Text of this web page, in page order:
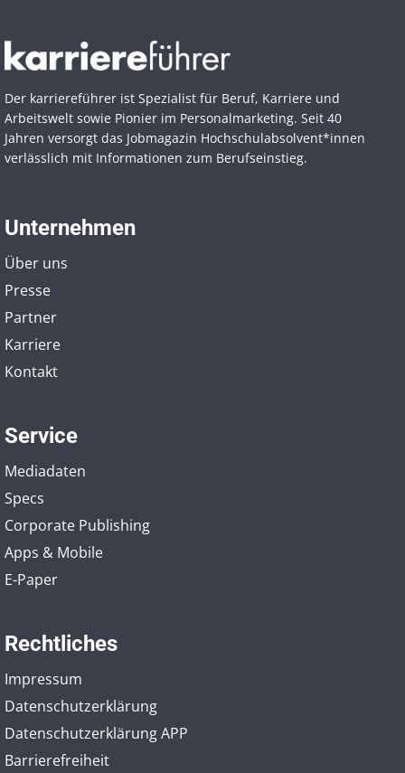
Der karriereführer ist Spezialist für Beruf, Karriere und
Arbeitswelt sowie Pionier im Personal­marketing. Seit 40
Jahren versorgt das Jobmagazin Hochschul­absolvent*innen
verlässlich mit Informationen zum Berufseinstieg.
Unternehmen
Über uns
Presse
Partner
Karriere
Kontakt
Service
Mediadaten
Specs
Corporate Publishing
Apps & Mobile
E-Paper
Rechtliches
Impressum
Datenschutzerklärung
Datenschutzerklärung APP
Barrierefreiheit